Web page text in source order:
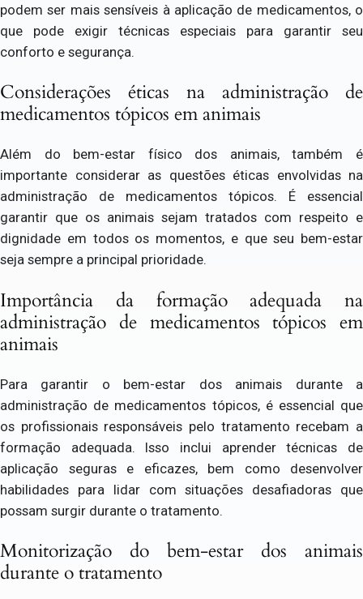
podem ser mais sensíveis à aplicação de medicamentos, o
que pode exigir técnicas especiais para garantir seu
conforto e segurança.
Considerações éticas na administração de
medicamentos tópicos em animais
Além do bem-estar físico dos animais, também é
importante considerar as questões éticas envolvidas na
administração de medicamentos tópicos. É essencial
garantir que os animais sejam tratados com respeito e
dignidade em todos os momentos, e que seu bem-estar
seja sempre a principal prioridade.
Importância da formação adequada na
administração de medicamentos tópicos em
animais
Para garantir o bem-estar dos animais durante a
administração de medicamentos tópicos, é essencial que
os profissionais responsáveis pelo tratamento recebam a
formação adequada. Isso inclui aprender técnicas de
aplicação seguras e eficazes, bem como desenvolver
habilidades para lidar com situações desafiadoras que
possam surgir durante o tratamento.
Monitorização do bem-estar dos animais
durante o tratamento